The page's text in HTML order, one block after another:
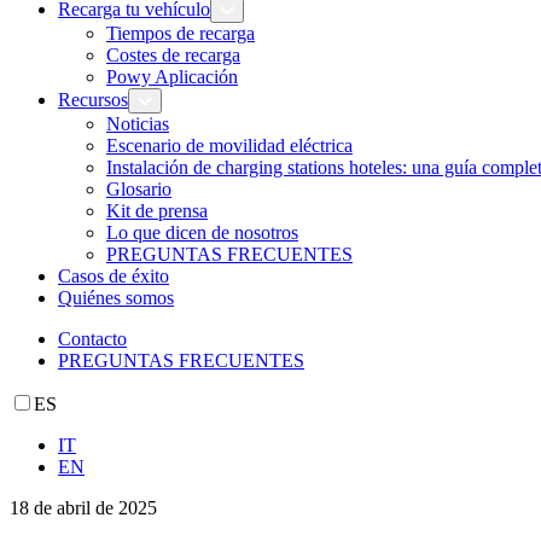
Recarga tu vehículo
Tiempos de recarga
Costes de recarga
Powy Aplicación
Recursos
Noticias
Escenario de movilidad eléctrica
Instalación de charging stations hoteles: una guía
Glosario
Kit de prensa
Lo que dicen de nosotros
PREGUNTAS FRECUENTES
Casos de éxito
Quiénes somos
Contacto
PREGUNTAS FRECUENTES
ES
IT
EN
18 de abril de 2025